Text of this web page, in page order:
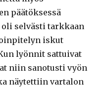
päätöksessä
selvästi tarkkaan
iskut
lyönnit sattuivat
niin sanotusti vyön
näytettiin vartalon